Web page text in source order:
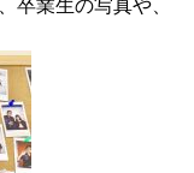
卒業生の写真や、